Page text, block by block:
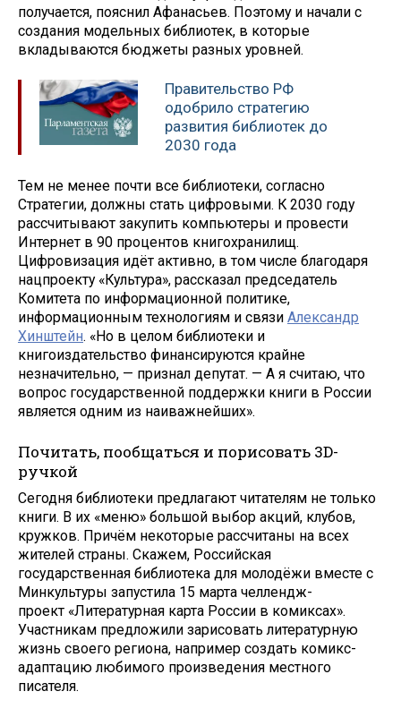
получается, пояснил Афанасьев. Поэтому и начали с
создания модельных библиотек, в которые
вкладываются бюджеты разных уровней.
Правительство РФ
одобрило стратегию
развития библиотек до
2030 года
Тем не менее почти все библиотеки, согласно
Стратегии, должны стать цифровыми. К 2030 году
рассчитывают закупить компьютеры и провести
Интернет в 90 процентов книгохранилищ.
Цифровизация идёт активно, в том числе благодаря
нацпроекту «Культура», рассказал председатель
Комитета по информационной политике,
информационным технологиям и связи Александр
Хинштейн. «Но в целом библиотеки и
книгоиздательство финансируются крайне
незначительно, — признал депутат. — А я считаю, что
вопрос государственной поддержки книги в России
является одним из наиважнейших».
Почитать, пообщаться и порисовать 3D-
ручкой
Сегодня библиотеки предлагают читателям не только
книги. В их «меню» большой выбор акций, клубов,
кружков. Причём некоторые рассчитаны на всех
жителей страны. Скажем, Российская
государственная библиотека для молодёжи вместе с
Минкультуры запустила 15 марта челлендж-
проект «Литературная карта России в комиксах».
Участникам предложили зарисовать литературную
жизнь своего региона, например создать комикс-
адаптацию любимого произведения местного
писателя.